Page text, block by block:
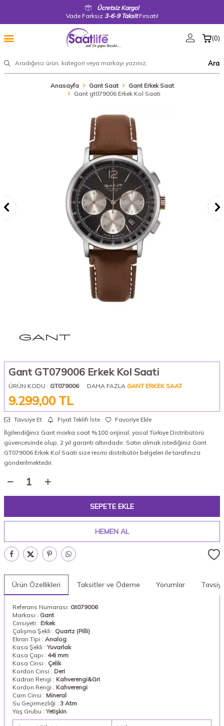
Ücretsiz Kargo!
Vade Farksız 3-6-9 TaksitFırsatı!
Ara
(0)
Anasayfa Gant Saat
Gant Erkek Saat
Gant gt079006 Erkek Kol Saati
Gant GT079006 Erkek Kol Saati
ÜRÜN KODU : GT079006 DAHA FAZLA GANT ERKEK SAAT
9.299,00 TL
Tavsiye Et Fiyat Teklifi İste
Favoriye Ekle
İlgilendiğiniz Gant marka saat %100 orijinal, yasal Türkiye Distribütörü
güvencesinde olup, 2 yıl garanti altındadır. Satın almak istediğiniz Gant
GT079006 Erkek Kol Saati size resmi distribütör belgeleri ile tarafınıza
gönderilmektedir.
SEPETE EKLE
HEMEN AL
Ürün Özellikleri Taksitler ve Ödeme Yorumlar
Referans Numarası: Gt079006
Markası : Gant
Cinsiyeti : Erkek
Çalışma Şekli : Quartz (Pilli)
Ekran Tipi : Analog
Kasa Şekli :Yuvarlak
Kasa Çapı : 44I mm
Kasa Cinsi : Çelik
Kordon Cinsi : Deri
Kadran Rengi : Kahverengi&Gri
Kordon Rengi : Kahverengi
Cam Cinsi : Mineral
Su Geçirmezliği : 3 Atm
Yaş Grubu :Yetişkin